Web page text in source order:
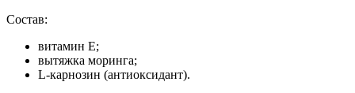
Состав:
витамин Е;
вытяжка моринга;
L-карнозин (антиоксидант).